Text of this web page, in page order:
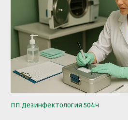
ПП Дезинфектология 504ч